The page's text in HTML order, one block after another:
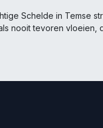
Schelde in Temse
nooit tevoren vloeien,